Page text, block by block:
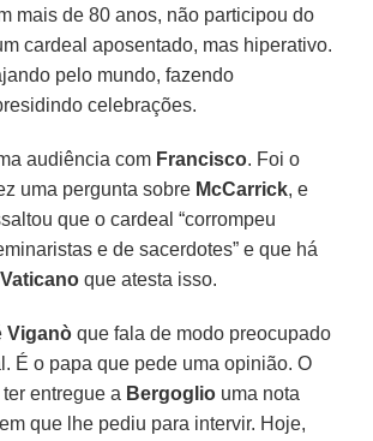
mais de 80 anos, não participou do
cardeal aposentado, mas hiperativo.
pelo mundo, fazendo
celebrações.
audiência com Francisco. Foi o
uma pergunta sobre McCarrick, e
que o cardeal “corrompeu
e de sacerdotes” e que há
Vaticano que atesta isso.
Viganò que fala de modo preocupado
É o papa que pede uma opinião. O
entregue a Bergoglio uma nota
que lhe pediu para intervir. Hoje,